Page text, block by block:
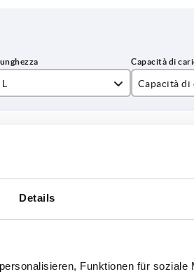
Details
Funktionen für soziale
L
330
Capacità di
data di
4-20 giorni